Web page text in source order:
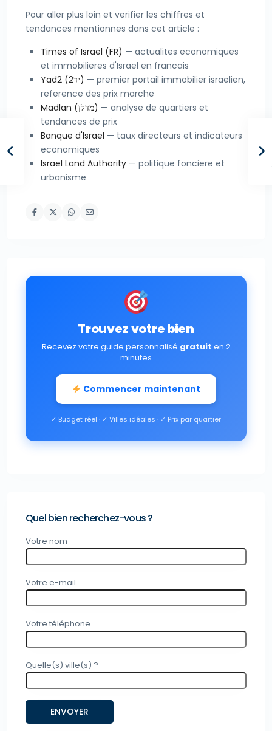
Pour aller plus loin et verifier les chiffres et
tendances mentionnes dans cet article :
Times of Israel (FR) — actualites economiques
et immobilieres d'Israel en francais
Yad2 (יד2) — premier portail immobilier israelien,
reference des prix marche
Madlan (מדלן) — analyse de quartiers et
tendances de prix
Banque d'Israel — taux directeurs et indicateurs
economiques
Israel Land Authority — politique fonciere et
urbanisme
Trouvez votre bien
Recevez votre guide personnalisé gratuit en 2
minutes
Commencer maintenant
✓ Budget réel · ✓ Villes idéales · ✓ Prix par quartier
Quel bien recherchez-vous ?
Votre nom
Votre e-mail
Votre téléphone
Quelle(s) ville(s) ?